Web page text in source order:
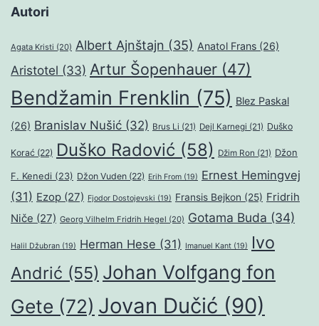
Autori
Agata Kristi (20) Albert Ajnštajn (35) Anatol Frans (26)
Aristotel (33) Artur Šopenhauer (47)
Bendžamin Frenklin (75) Blez Paskal
(26) Branislav Nušić (32) Brus Li (21) Dejl Karnegi (21) Duško
Korać (22) Duško Radović (58) Džim Ron (21) Džon
F. Kenedi (23) Džon Vuden (22) Erih From (19) Ernest Hemingvej
(31) Ezop (27) Fjodor Dostojevski (19) Fransis Bejkon (25) Fridrih
Niče (27) Georg Vilhelm Fridrih Hegel (20) Gotama Buda (34)
Halil Džubran (19) Herman Hese (31) Imanuel Kant (19)
Ivo
Andrić (55) Johan Volfgang fon
Gete (72) Jovan Dučić (90)